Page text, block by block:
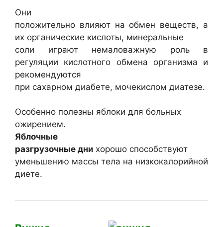
Они
положительно влияют на обмен веществ, а
их органические кислоты, минеральные
соли играют немаловажную роль в
регуляции кислотного обмена организма и
рекомендуются
при сахарном диабете, мочекислом диатезе.
Особенно полезны яблоки для больных
ожирением.
Яблочные
разгрузочные дни хорошо способствуют
уменьшению массы тела на низкокалорийной
диете.